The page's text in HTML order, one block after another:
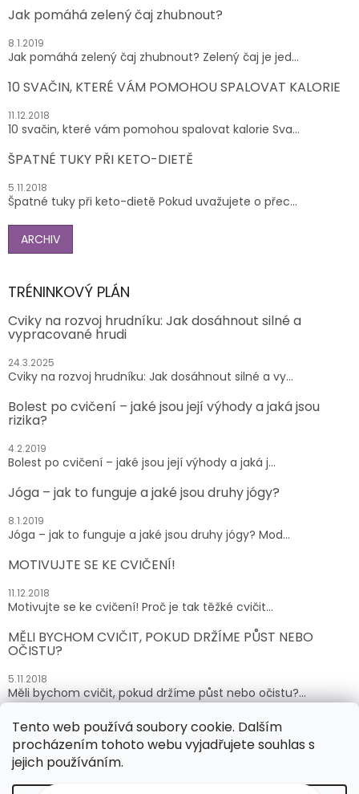
Tento web používá soubory cookie. Dalším
procházením tohoto webu vyjadřujete souhlas s
jejich používáním.
Jak pomáhá zelený čaj zhubnout?
8.1.2019
Jak pomáhá zelený čaj zhubnout? Zelený čaj je jed...
10 SVAČIN, KTERÉ VÁM POMOHOU SPALOVAT KALORIE
11.12.2018
10 svačin, které vám pomohou spalovat kalorie Sva...
ŠPATNÉ TUKY PŘI KETO-DIETĚ
5.11.2018
Špatné tuky při keto-dietě Pokud uvažujete o přec...
ARCHIV
TRÉNINKOVÝ PLÁN
Cviky na rozvoj hrudníku: Jak dosáhnout silné a
vypracované hrudi
24.3.2025
Cviky na rozvoj hrudníku: Jak dosáhnout silné a vy...
Bolest po cvičení – jaké jsou její výhody a jaká jsou
rizika?
4.2.2019
Bolest po cvičení – jaké jsou její výhody a jaká j...
Jóga – jak to funguje a jaké jsou druhy jógy?
8.1.2019
Jóga – jak to funguje a jaké jsou druhy jógy? Mod...
MOTIVUJTE SE KE CVIČENÍ!
11.12.2018
Motivujte se ke cvičení! Proč je tak těžké cvičit...
MĚLI BYCHOM CVIČIT, POKUD DRŽÍME PŮST NEBO
OČISTU?
5.11.2018
Měli bychom cvičit, pokud držíme půst nebo očistu?...
ARCHIV